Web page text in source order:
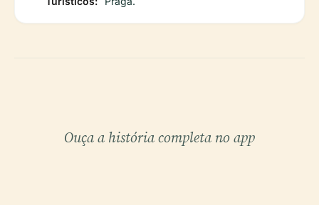
Ouça a história completa no app